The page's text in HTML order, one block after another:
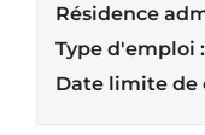
Résidence
Type d'emploi :
Date limite de